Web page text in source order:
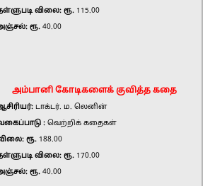
விலை: ரூ. 115.00
ரூ. 40.00
அம்பானி கோடிகளைக் குவித்த கதை
டாக்டர். ம. லெனின்
: வெற்றிக் கதைகள்
ரூ. 188.00
விலை: ரூ. 170.00
ரூ. 40.00